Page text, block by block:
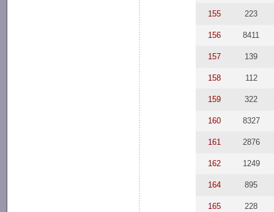
155 223
156 8411
157 139
158 112
159 322
160 8327
161 2876
162 1249
164 895
165 228